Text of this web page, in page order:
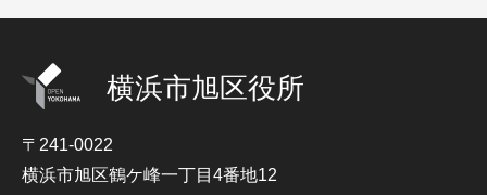
横浜市旭区役所
〒241-0022
横浜市旭区鶴ケ峰一丁目4番地12